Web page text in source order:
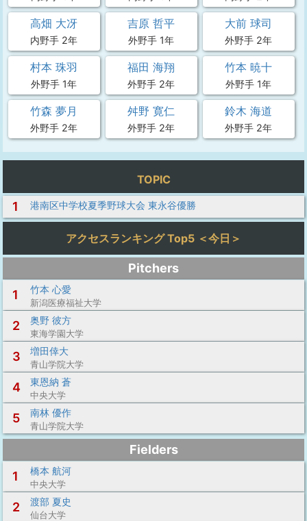
高畑 大冴
内野手 2年
吉原 哲平
外野手 1年
大前 球司
外野手 2年
村本 珠羽
外野手 1年
福田 海翔
外野手 2年
竹本 暁十
外野手 1年
竹森 夢月
外野手 2年
舛野 寛仁
外野手 2年
鈴木 海道
外野手 2年
TOPIC
1 港南区中学校夏季野球大会 東永谷優勝
アクセスランキング Top5 ＜今日＞
Pitchers
1
竹本 心愛
新潟医療福祉大学
2 奥野 彼方
東海学園大学
3 増田倖大
青山学院大学
4 東恩納 蒼
中央大学
5 南林 優作
青山学院大学
Fielders
1
橋本 航河
中央大学
2 渡部 夏史
仙台大学